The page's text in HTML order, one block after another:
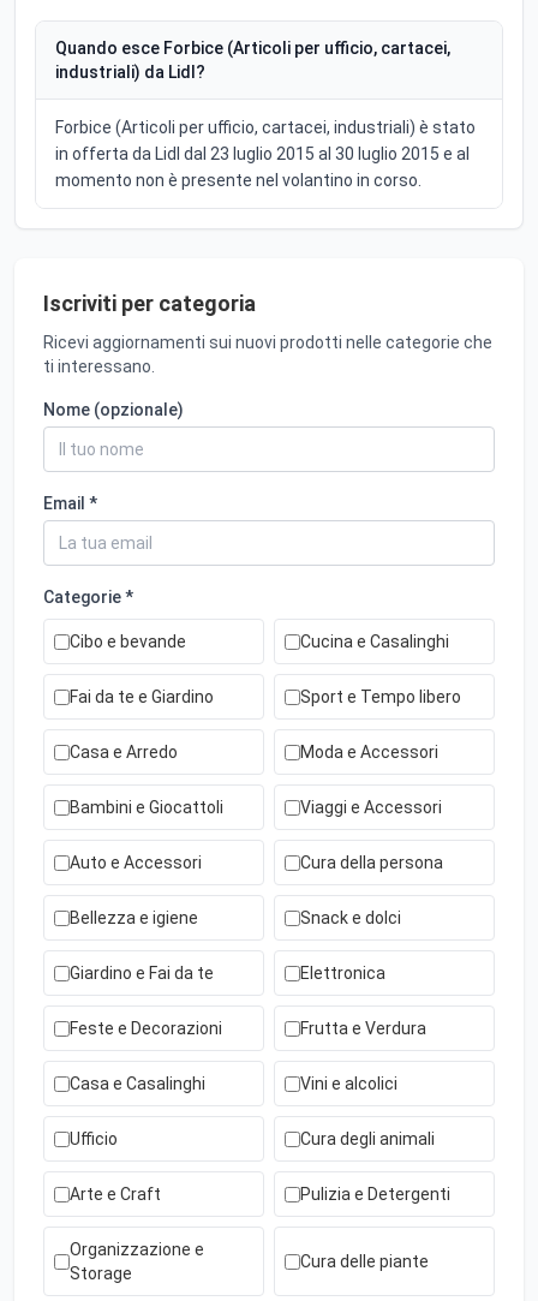
Quando esce Forbice (Articoli per ufficio, cartacei,
industriali) da Lidl?
Forbice (Articoli per ufficio, cartacei, industriali) è stato
in offerta da Lidl dal 23 luglio 2015 al 30 luglio 2015 e al
momento non è presente nel volantino in corso.
Iscriviti per categoria
Ricevi aggiornamenti sui nuovi prodotti nelle categorie che
ti interessano.
Nome (opzionale)
Email *
Categorie *
Cibo e bevande Cucina e Casalinghi
Fai da te e Giardino Sport e Tempo libero
Casa e Arredo Moda e Accessori
Bambini e Giocattoli Viaggi e Accessori
Auto e Accessori Cura della persona
Bellezza e igiene Snack e dolci
Giardino e Fai da te Elettronica
Feste e Decorazioni Frutta e Verdura
Casa e Casalinghi Vini e alcolici
Ufficio Cura degli animali
Arte e Craft Pulizia e Detergenti
Organizzazione e
Storage
Cura delle piante